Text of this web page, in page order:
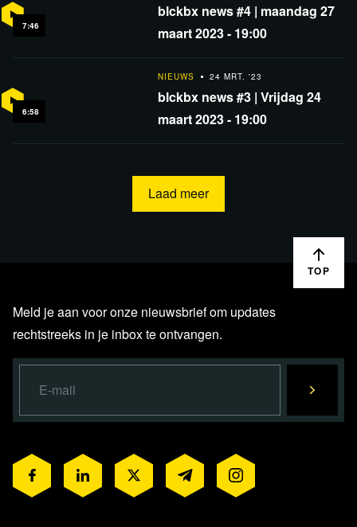
7:46
blckbx news #4 | maandag 27
maart 2023 - 19:00
6:58
NIEUWS 24 MRT. '23
blckbx news #3 | Vrijdag 24
maart 2023 - 19:00
Laad meer
TOP
Meld je aan voor onze nieuwsbrief om updates
rechtstreeks in je inbox te ontvangen.